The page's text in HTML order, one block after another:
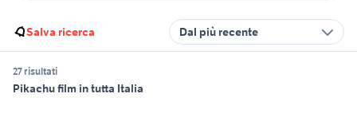
Salva ricerca Dal più recente
27 risultati
Pikachu film in tutta Italia